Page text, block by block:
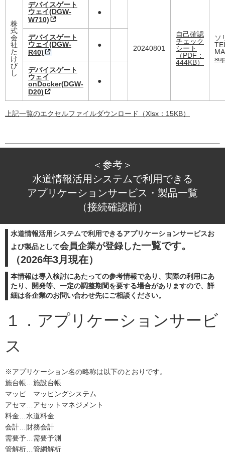
株
式
会
社
た
け
び
し
デバイスゲート
ウェイ(DGW-
W710)
●
20240801
自己確認
チェック
シート
（PDF：
444KB）
ソ
デバイスゲート
ウェイ(DGW-
R40)
●
デバイスゲート
ウェイ
onDocker(DGW-
D20)
●
上記一覧のエクセルファイルダウンロード（Xlsx：15KB）
＜参考＞
水道情報活用システムで利用できる
アプリケーションサービス・製品一覧
（接続確認前）
水道情報活用システムで利用できるアプリケーションサービスお
よび製品として会員企業が登録した一覧です。
（2026年3月現在）
本情報は導入検討にあたっての参考情報であり、実際の利用にあ
たり、開発等、一定の調整期間を要する場合がありますので、詳
細は各企業のお問い合わせ先にご相談ください。
１．アプリケーションサービ
ス
※アプリケーション名の略称は以下のとおりです。
施台帳…施設台帳
マッピ…マッピングシステム
アセマ…アセットマネジメント
料金…水道料金
会計…財務会計
需要予…需要予測
管解析…管網解析